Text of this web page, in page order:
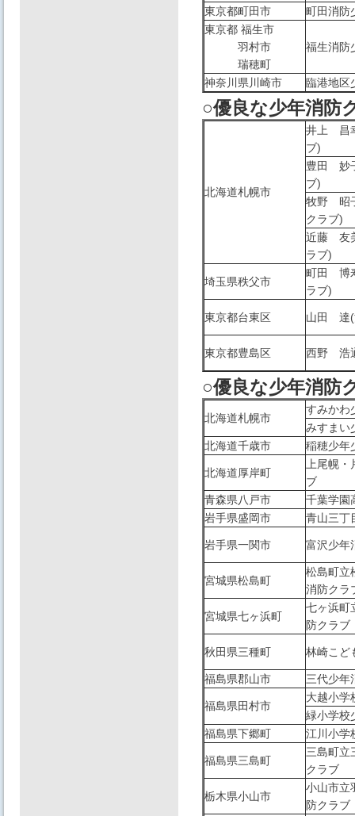
東京都町田市
町田消防
東京都 福生市
羽村市
瑞穂町
福生消防
神奈川県川崎市 臨港地区
○優良な少年消
北海道札幌市
井上 昌
ブ)
豊田 妙
ブ)
牧野 昭
クラブ)
近藤 友
ラブ)
埼玉県秩父市
町田 博
ラブ)
東京都台東区 山田 達(
東京都豊島区 西野 浩
○優良な少年消防
北海道札幌市
すみかわ
みすまい
北海道千歳市
稲穂少年
北海道厚岸町
上尾幌
ブ
青森県八戸市
千葉学園
岩手県盛岡市
青山三丁
岩手県一関市 富沢少年
宮城県松島町
松島町立
消防クラ
宮城県七ヶ浜町
七ヶ浜町
防クラブ
秋田県三種町 林崎こど
福島県郡山市 三代少年
福島県田村市
大越小学
緑小学校
福島県下郷町
江川小学
福島県三島町
三島町立
クラブ
栃木県小山市
小山市立
防クラブ